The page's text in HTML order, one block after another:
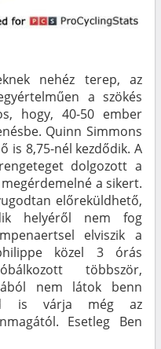
nehéz terep, az
a szökés
hogy, 40-50 ember
Quinn Simmons
is 8,75-nél kezdődik. A
dolgozott a
a sikert.
előreküldhető,
helyéről nem fog
elviszik a
közel 3 órás
többször,
nem látok benn
is várja még az
Esetleg Ben